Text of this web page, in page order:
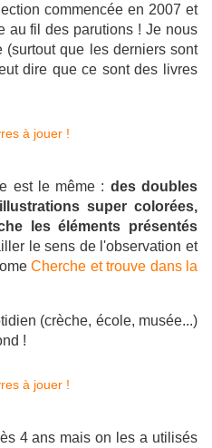
commencée en 2007 et
au fil des parutions ! Je nous
(surtout que les derniers sont
dire que ce sont des livres
est le même : des doubles
super colorées,
les éléments présentés
le sens de l'observation et
Cherche et trouve dans la
(crèche, école, musée...)
!
4 ans mais on les a utilisés